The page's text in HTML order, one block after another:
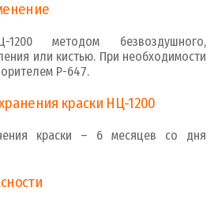
методом безвоздушного,
или кистью. При необходимости
Р-647.
краски НЦ-1200
краски – 6 месяцев со дня